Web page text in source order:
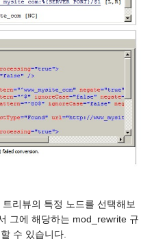
리뷰의 특정 노드를 선택해보
그에 해당하는 mod_rewrite 규
수 있습니다.